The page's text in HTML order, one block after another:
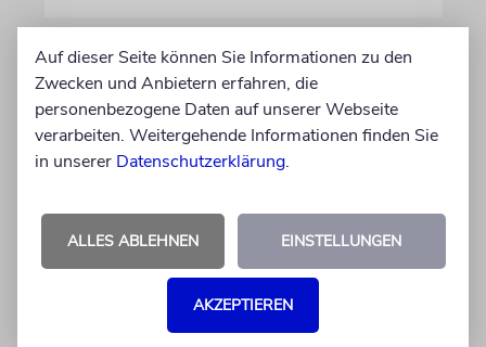
Jüdische Gelehrsamkeit in
Auf dieser Seite können Sie Informationen zu den
Zwecken und Anbietern erfahren, die
personenbezogene Daten auf unserer Webseite
verarbeiten. Weitergehende Informationen finden Sie
in unserer Datenschutzerklärung.
ALLES ABLEHNEN EINSTELLUNGEN
AKZEPTIEREN